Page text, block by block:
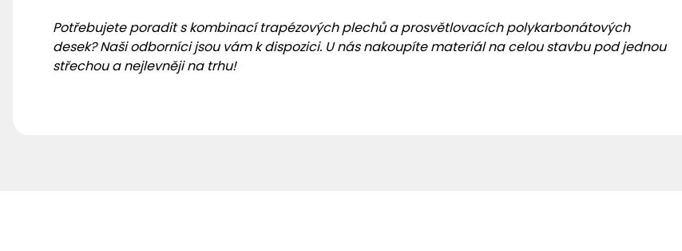
Potřebujete poradit s kombinací trapézových plechů a prosvětlovacích polykarbonátových
desek? Naši odborníci jsou vám k dispozici. U nás nakoupíte materiál na celou stavbu pod jednou
střechou a nejlevněji na trhu!